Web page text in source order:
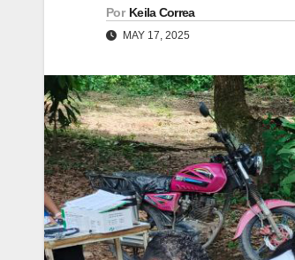
Por Keila Correa
MAY 17, 2025